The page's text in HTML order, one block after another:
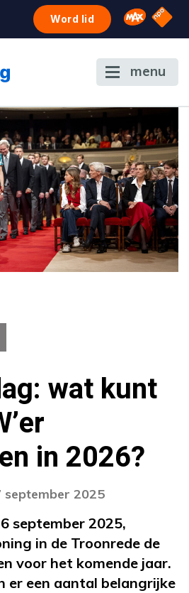
Word lid Omroep
NPO
menu
wat kunt
in 2026?
september 2025
september 2025,
in de Troonrede de
voor het komende jaar.
er een aantal belangrijke